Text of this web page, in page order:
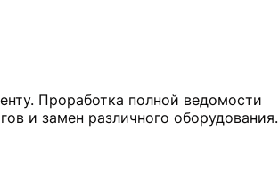
Проработка полной ведомости
и замен различного оборудования.